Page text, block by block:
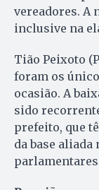
vereadores. A
inclusive na
Tião Peixoto
foram os
ocasião. A
sido
prefeito, que
da base aliada